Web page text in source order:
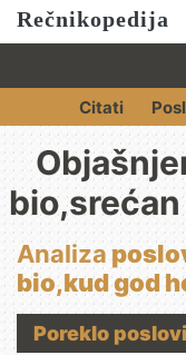
Rečnikopedija
Citati
Analiza
bio,kud god
Poreklo